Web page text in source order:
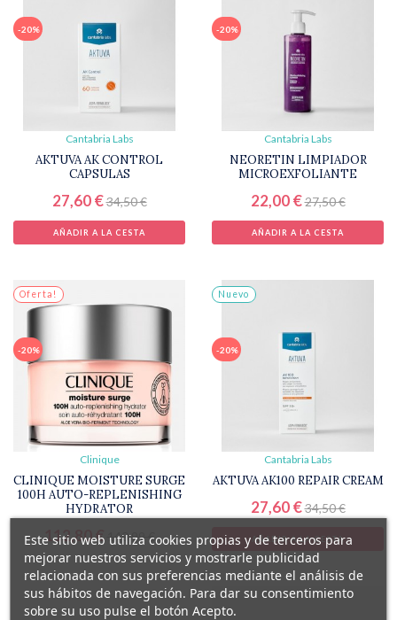
-20%
Cantabria Labs
AKTUVA AK CONTROL
CAPSULAS
27,60 €34,50 €
AÑADIR A LA CESTA
-20%
Cantabria Labs
NEORETIN LIMPIADOR
MICROEXFOLIANTE
22,00 €27,50 €
AÑADIR A LA CESTA
Oferta!
-20%
Clinique
CLINIQUE MOISTURE SURGE
100H AUTO-REPLENISHING
HYDRATOR
112,80 € 140,99 €
Nuevo
-20%
Cantabria Labs
AKTUVA AK100 REPAIR CREAM
27,60 €34,50 €
AÑADIR A LA CESTA
Este sitio web utiliza cookies propias y de terceros para
mejorar nuestros servicios y mostrarle publicidad
relacionada con sus preferencias mediante el análisis de
sus hábitos de navegación. Para dar su consentimiento
sobre su uso pulse el botón Acepto.